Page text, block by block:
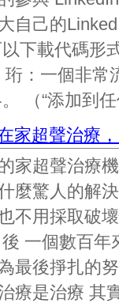
自己的
下載代碼形
：一個非
（“添加到
家超聲治療
家超聲治療
麼驚人的解
不用採取破
一個數百
最後掙扎的
療是治療 其